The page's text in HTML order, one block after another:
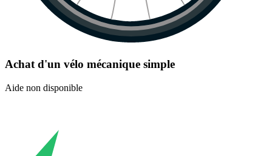
Achat d'un vélo mécanique simple
Aide non disponible